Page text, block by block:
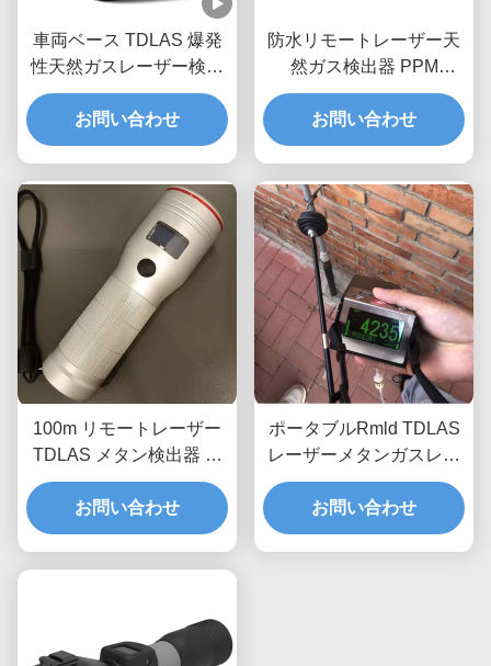
車両ベース TDLAS 爆発
性天然ガスレーザー検出
器 メタン漏洩検査システ
ム
お問い合わせ
防水リモートレーザー天
然ガス検出器 PPM
TDLAS メタンガスモニ
タリングシステム
お問い合わせ
100m リモートレーザー
TDLAS メタン検出器 遠
距離機器
お問い合わせ
ポータブルRmld TDLAS
レーザーメタンガスレッ
サー CH4リーク検出器
お問い合わせ